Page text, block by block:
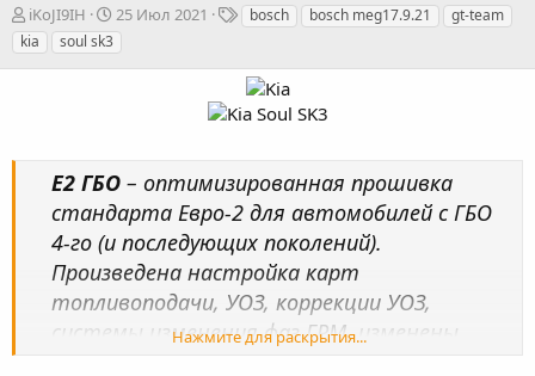
А
в
т
iKoJI9IH
Д
а
т
а
н
и
я
25 Июл 2021
Т
и
bosch bosch meg17.9.21
gt-team
kia
soul sk3
E2 ГБО – оптимизированная прошивка
стандарта Евро-2 для автомобилей с ГБО
4-го (и последующих поколений).
Произведена настройка карт
топливоподачи, УОЗ, коррекции УОЗ,
системы изменения фаз ГРМ, изменены
Нажмите для раскрытия...